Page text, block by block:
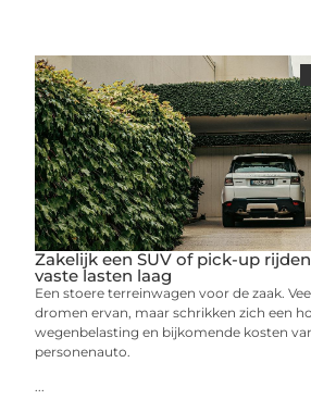
Zakelijk een SUV of pick-up
vaste lasten laag
Een stoere terreinwagen voor de zaak.
dromen ervan, maar schrikken zich een
wegenbelasting en bijkomende kosten
personenauto.